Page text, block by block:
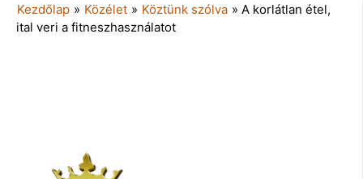
Kezdőlap » Közélet » Köztünk szólva » A korlátlan étel,
ital veri a fitneszhasználatot